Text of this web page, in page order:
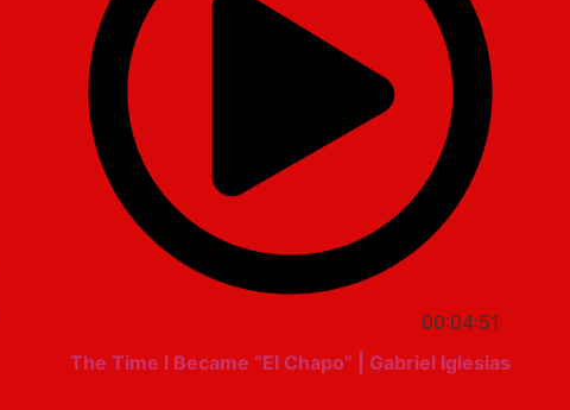
00:04:51
The Time I Became “El Chapo” | Gabriel Iglesias